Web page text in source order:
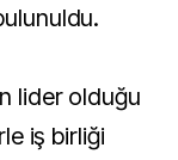
lider olduğu
iş birliği